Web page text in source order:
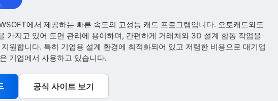
에서 제공하는 빠른 속도의 고성능 캐드 프로그램입니다. 오토캐드와도
가지고 있어 도면 관리에 용이하며, 간편하게 거래처와 3D 설계 합동 작업을
원합니다. 특히 기업용 설계 환경에 최적화되어 있고 저렴한 비용으로 대기업
기업에서 사용하고 있습니다.
공식 사이트 보기